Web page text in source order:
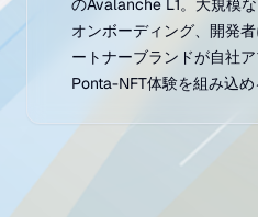
のAvalanche L1。大規模
オンボーディング、開発
ートナーブランドが自社
Ponta-NFT体験を組み込め